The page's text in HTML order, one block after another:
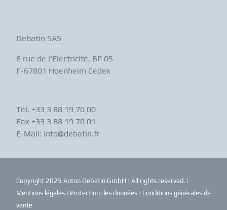
Debatin SAS
6 rue de l‘Electricité, BP 05
F-67801 Hoenheim Cedex
Tél. +33 3 88 19 70 00
Fax +33 3 88 19 70 01
E-Mail: info@debatin.fr
Copyright 2025 Anton Debatin GmbH | All rights reserved. |
Mentions légales| Protection des données| Conditions générales de
vente